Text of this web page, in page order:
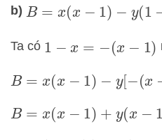
b) B=x (x−1 )− y(1− x)
Ta có 1 −x = −(x −1)
B=x (x−1 )− y[−(x − 1)]
B=x (x−1 )+ y(x− 1)